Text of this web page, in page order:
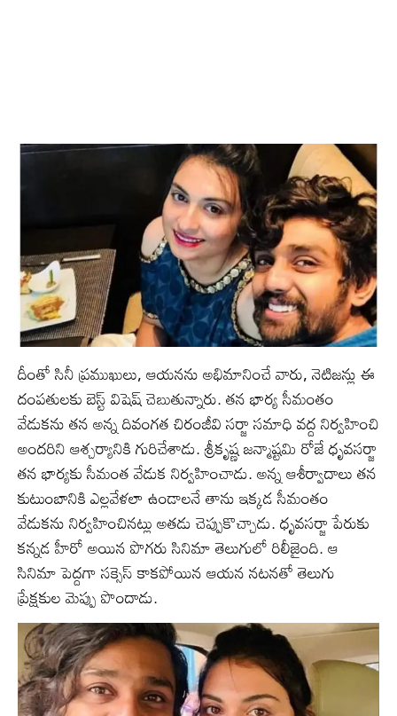
దీంతో సినీ ప్రముఖులు, ఆయనను అభిమానించే వారు, నెటిజన్లు ఈ
దంపతులకు బెస్ట్ విషెష్ చెబుతున్నారు. తన భార్య సీమంతం
వేడుకను తన అన్న దివంగత చిరంజీవి సర్జా సమాధి వద్ద నిర్వహించి
అందరిని ఆశ్చర్యానికి గురిచేశాడు. శ్రీకృష్ణ జన్మాష్టమి రోజే ధృవసర్జా
తన భార్యకు సీమంత వేడుక నిర్వహించాడు. అన్న ఆశీర్వాదాలు తన
కుటుంబానికి ఎల్లవేళలా ఉండాలనే తాను ఇక్కడ సీమంతం
వేడుకను నిర్వహించినట్లు అతడు చెప్పుకొచ్చాడు. ధృవసర్జా పేరుకు
కన్నడ హీరో అయిన పొగరు సినిమా తెలుగులో రిలీజైంది. ఆ
సినిమా పెద్దగా సక్సెస్ కాకపోయిన ఆయన నటనతో తెలుగు
ప్రేక్షకుల మెప్పు పొందాడు.